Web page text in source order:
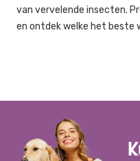
van vervelende insecten.
en ontdek welke het beste